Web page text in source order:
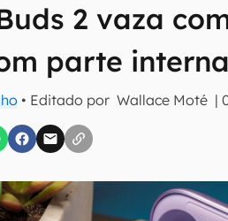
2 vaza
parte
• Editado por Wallace Moté |
resumo inteligente do mundo
do Canaltech e receba